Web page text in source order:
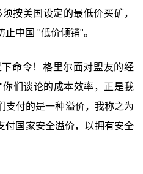
按美国设定的最低价买矿，
中国 "低价倾销"。
命令！格里尔面对盟友的经
们谈论的成本效率，正是我
支付的是一种溢价，我称之为
付国家安全溢价，以拥有安全